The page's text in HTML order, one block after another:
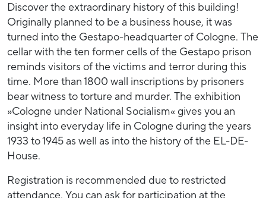
Discover the extraordinary history of this building!
Originally planned to be a business house, it was
turned into the Gestapo-headquarter of Cologne. The
cellar with the ten former cells of the Gestapo prison
reminds visitors of the victims and terror during this
time. More than 1800 wall inscriptions by prisoners
bear witness to torture and murder. The exhibition
»Cologne under National Socialism« gives you an
insight into everyday life in Cologne during the years
1933 to 1945 as well as into the history of the EL-DE-
House.
Registration is recommended due to restricted